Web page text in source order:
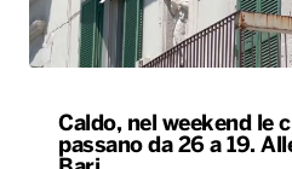
Caldo, nel weekend le
passano da 26 a 19.